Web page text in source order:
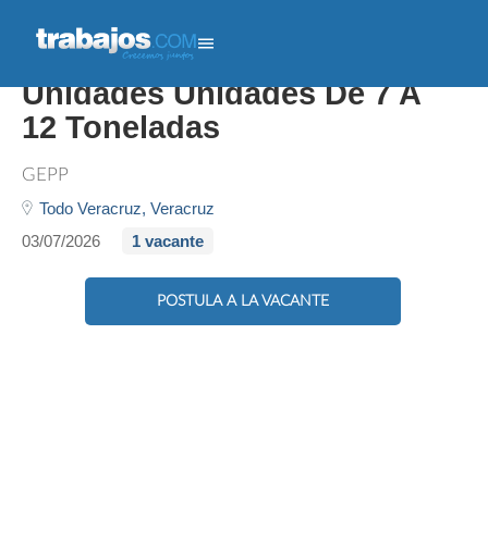
Chofer Reparto - Maneje
Unidades Unidades De 7 A
12 Toneladas
GEPP
Todo Veracruz, Veracruz
03/07/2026
1 vacante
POSTULA A LA VACANTE